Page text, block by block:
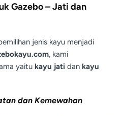
Gazebo – Jati dan
jenis kayu menjadi
, kami
yaitu kayu jati dan kayu
dan Kemewahan